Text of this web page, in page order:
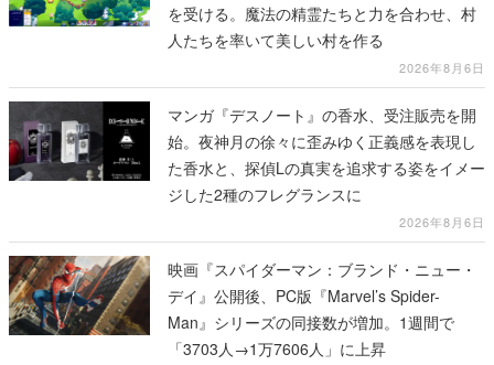
を受ける。魔法の精霊たちと力を合わせ、村
人たちを率いて美しい村を作る
2026年8月6日
マンガ『デスノート』の香水、受注販売を開
始。夜神月の徐々に歪みゆく正義感を表現し
た香水と、探偵Lの真実を追求する姿をイメー
ジした2種のフレグランスに
2026年8月6日
映画『スパイダーマン：ブランド・ニュー・
デイ』公開後、PC版『Marvel’s Spider-
Man』シリーズの同接数が増加。1週間で
「3703人→1万7606人」に上昇